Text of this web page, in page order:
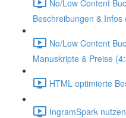
No/Low Content
Beschreibungen & Infos
No/Low Content
Manuskripte & Preise
HTML optimierte
IngramSpark